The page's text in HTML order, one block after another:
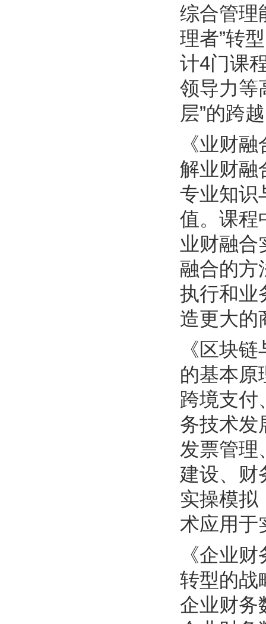
综合管理
理者”转
计4门课
领导力等
层”的跨
《业财
解业财融
专业知识
值。课程
业财融合
融合的方
执行和业
造更大的
《区块
的基本原
跨境支付
务技术发
发票管理
建设、财
实操模拟
术应用于
《企业
转型的战
企业财务